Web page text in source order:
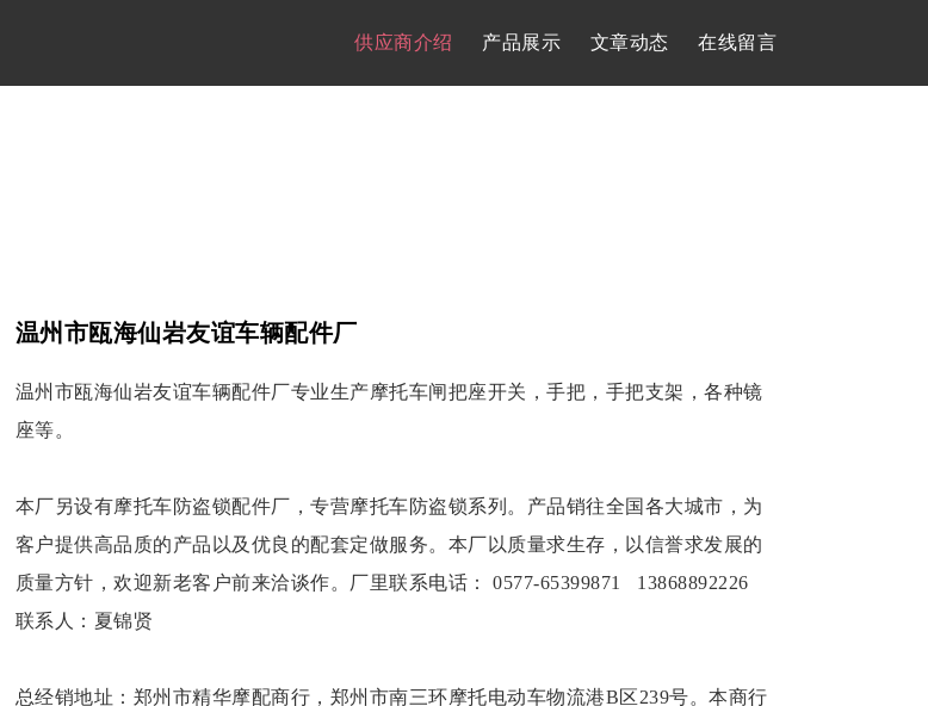
供应商介绍 产品展示 文章动态 在线留言
温州市瓯海仙岩友谊车辆配件厂
温州市瓯海仙岩友谊车辆配件厂专业生产摩托车闸把座开关，手把，手把支架，各种镜
座等。
本厂另设有摩托车防盗锁配件厂，专营摩托车防盗锁系列。产品销往全国各大城市，为
客户提供高品质的产品以及优良的配套定做服务。本厂以质量求生存，以信誉求发展的
质量方针，欢迎新老客户前来洽谈作。厂里联系电话： 0577-65399871 13868892226
联系人：夏锦贤
总经销地址：郑州市精华摩配商行，郑州市南三环摩托电动车物流港B区239号。本商行